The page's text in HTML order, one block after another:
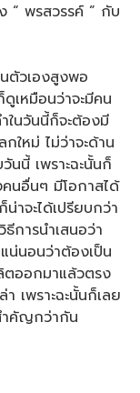
“ พรสวรรค์ ” กับ
ตัวเองสูงพอ
เหมือนว่าจะมีคน
ในวันนี้ก็จะต้องมี
ใหม่ ไม่ว่าจะด้าน
นนี้ เพราะฉะนั้นก็
นอื่นๆ มีโอกาสได้
าจะได้เปรียบกว่า
การนำเสนอว่า
น่นอนว่าต้องเป็น
ตออกมาแล้วตรง
เพราะฉะนั้นก็เลย
ำคัญกว่ากัน